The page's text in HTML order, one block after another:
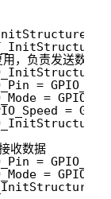
，负责发送数据
=
=
=
收数据
=
=